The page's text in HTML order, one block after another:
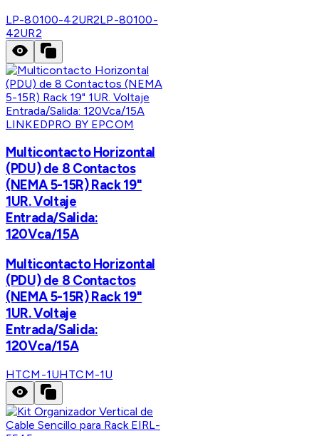
LP-80100-42UR2LP-80100-
42UR2
LINKEDPRO BY EPCOM
Multicontacto Horizontal
(PDU) de 8 Contactos
(NEMA 5-15R) Rack 19"
1UR. Voltaje
Entrada/Salida:
120Vca/15A
Multicontacto Horizontal
(PDU) de 8 Contactos
(NEMA 5-15R) Rack 19"
1UR. Voltaje
Entrada/Salida:
120Vca/15A
HTCM-1UHTCM-1U